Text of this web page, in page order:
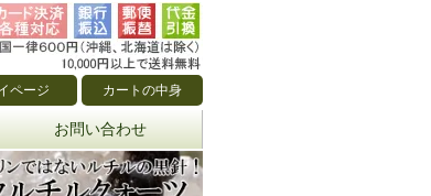
ページ カートの中身
お問い合わせ